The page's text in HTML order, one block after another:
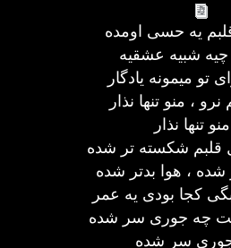
قلبم یه حسی اومده
چیه شبیه عشقیه
تو میمونه یادگار
، منو تنها نذار
قلبم شکسته تر شده
، هوا بدتر شده
کجا بودی یه عمر
چه جوری سر شده